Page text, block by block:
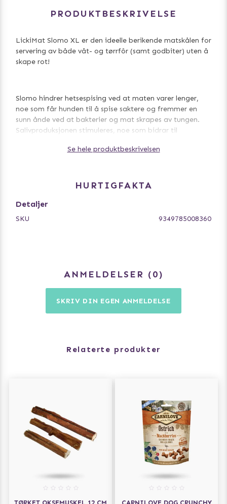
PRODUKTBESKRIVELSE
LickiMat Slomo XL er den ideelle berikende matskålen for
servering av både våt- og tørrfôr (samt godbiter) uten å
skape rot!
Slomo hindrer hetsespising ved at maten varer lenger,
noe som får hunden til å spise saktere og fremmer en
sunn ånde ved at bakterier og mat skrapes av tungen.
Salivproduksjonen stimuleres, noe som bidrar til
Slomo er et perfekt alternativ til den vanlige matskålen,
og vi tilbyr et bredt utvalg av ulike design og farger. Du
kan også fryse mat og godbiter på matten for varme
sommerdager eller for enda mer aktivering. Den passer
hundegodteri og iskrem. Fremmer slikking og bidrar til en
sunnere ånde.
- 100% oppvaskmaskinsikker
- Inneholder ingen BPA, PVC, silikon eller ftalater.
Se hele produktbeskrivelsen
HURTIGFAKTA
Detaljer
SKU 9349785008360
ANMELDELSER 0
SKRIV DIN EGEN ANMELDELSE
Relaterte produkter